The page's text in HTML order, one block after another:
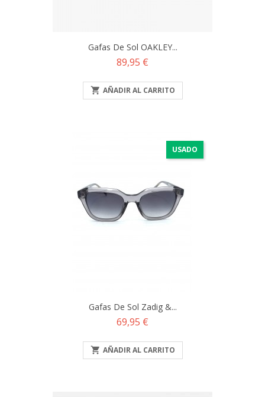
Gafas De Sol OAKLEY...
Precio
89,95 €
 AÑADIR AL CARRITO
USADO
Gafas De Sol Zadig &...
Precio
69,95 €
 AÑADIR AL CARRITO